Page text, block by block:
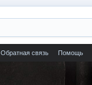
Обратная связь Помощь